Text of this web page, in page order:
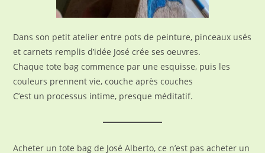
Dans son petit atelier entre pots de peinture, pinceaux usés
et carnets remplis d’idée José crée ses oeuvres.
Chaque tote bag commence par une esquisse, puis les
couleurs prennent vie, couche après couches
C’est un processus intime, presque méditatif.
Acheter un tote bag de José Alberto, ce n’est pas acheter un